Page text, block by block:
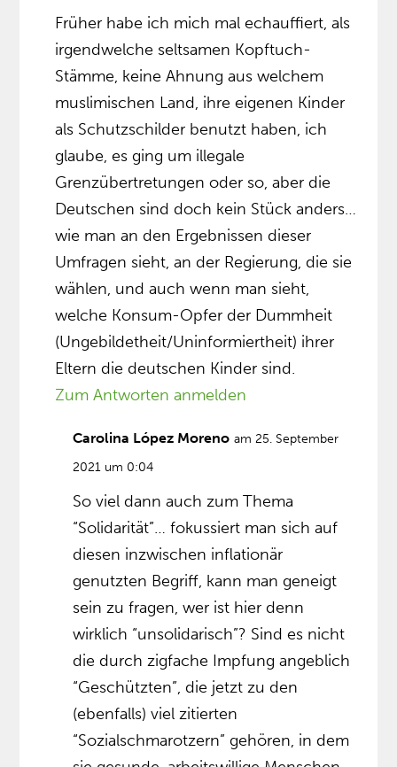
Früher habe ich mich mal echauffiert, als
irgendwelche seltsamen Kopftuch-
Stämme, keine Ahnung aus welchem
muslimischen Land, ihre eigenen Kinder
als Schutzschilder benutzt haben, ich
glaube, es ging um illegale
Grenzübertretungen oder so, aber die
Deutschen sind doch kein Stück anders…
wie man an den Ergebnissen dieser
Umfragen sieht, an der Regierung, die sie
wählen, und auch wenn man sieht,
welche Konsum-Opfer der Dummheit
(Ungebildetheit/Uninformiertheit) ihrer
Eltern die deutschen Kinder sind.
Zum Antworten anmelden
Carolina López Moreno am 25. September
2021 um 0:04
So viel dann auch zum Thema
“Solidarität”… fokussiert man sich auf
diesen inzwischen inflationär
genutzten Begriff, kann man geneigt
sein zu fragen, wer ist hier denn
wirklich “unsolidarisch”? Sind es nicht
die durch zigfache Impfung angeblich
“Geschützten”, die jetzt zu den
(ebenfalls) viel zitierten
“Sozialschmarotzern” gehören, in dem